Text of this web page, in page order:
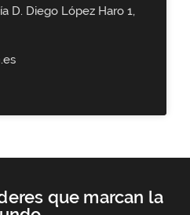
D. Diego López Haro 1,
que marcan la